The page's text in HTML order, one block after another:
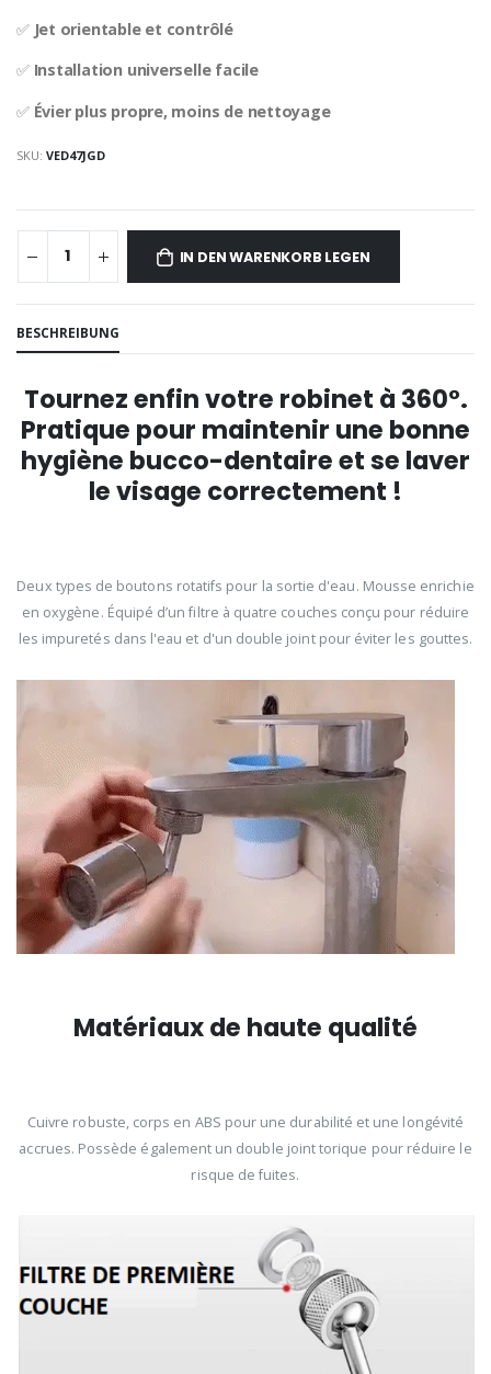
✅ Jet orientable et contrôlé
✅ Installation universelle facile
✅ Évier plus propre, moins de nettoyage
SKU:VED47JGD
IN DEN WARENKORB LEGEN
BESCHREIBUNG
Tournez enfin votre robinet à 360°.
Pratique pour maintenir une bonne
hygiène bucco-dentaire et se laver
le visage correctement !
Deux types de boutons rotatifs pour la sortie d'eau. Mousse enrichie
en oxygène. Équipé d’un filtre à quatre couches conçu pour réduire
les impuretés dans l'eau et d'un double joint pour éviter les gouttes.
Matériaux de haute qualité
Cuivre robuste, corps en ABS pour une durabilité et une longévité
accrues. Possède également un double joint torique pour réduire le
risque de fuites.